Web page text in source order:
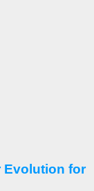
Evolution for